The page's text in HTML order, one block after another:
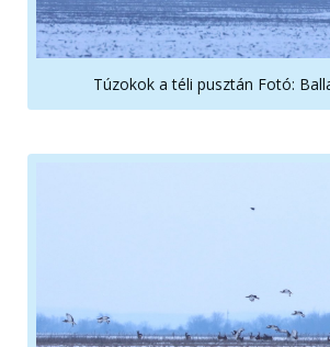
Túzokok a téli pusztán Fotó: